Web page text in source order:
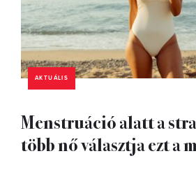
AKTUÁLIS
Menstruáció alatt a
több nő választja ezt a